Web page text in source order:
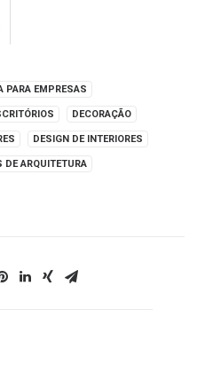
PARA EMPRESAS
DECORAÇÃO
DESIGN DE INTERIORES
DE ARQUITETURA